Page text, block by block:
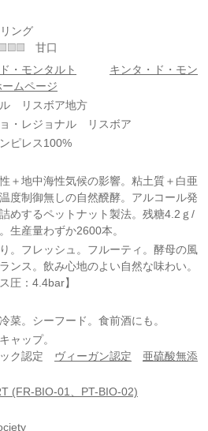
ング
甘口
・モンタルト
キンタ・ド・モン
ムページ
リスボア地方
・レジョナル リスボア
ピレス100%
＋地中海性気候の影響。粘土質＋白亜
度制御無しの自然醗酵。アルコール発
めするペットナット製法。残糖4.2ｇ/
生産量わずか2600本。
。フレッシュ。フルーティ。酵母の風
ンス。飲み心地のよい自然な味わい。
圧：4.4bar】
菜。シーフード。食前酒にも。
ャップ。
ク認定 ヴィーガン認定
亜硫酸無添
(FR-BIO-01、PT-BIO-02)